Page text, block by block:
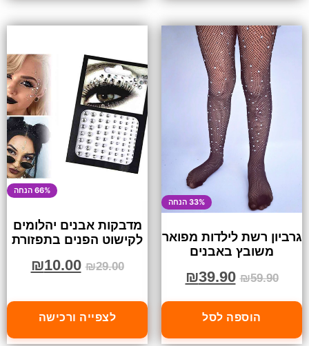
33% הנחה
גרביון רשת לילדות מפואר
משובץ באבנים
₪59.90
₪39.90
הוספה לסל
66% הנחה
מדבקות אבנים יהלומים
לקישוט הפנים בתפזורת
₪29.00
₪10.00
לצפייה ורכישה